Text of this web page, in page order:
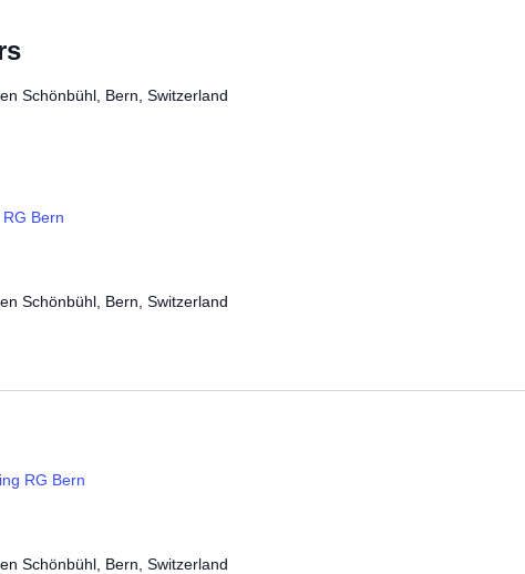
Schönbühl, Bern, Switzerland
Bern
Schönbühl, Bern, Switzerland
RG Bern
Schönbühl, Bern, Switzerland